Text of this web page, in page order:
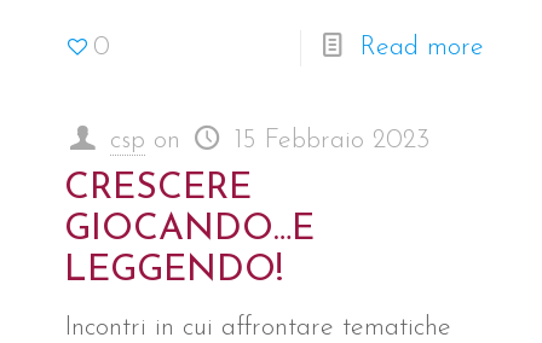
0 Read more
csp on 15 Febbraio 2023
CRESCERE
GIOCANDO…E
LEGGENDO!
Incontri in cui affrontare tematiche